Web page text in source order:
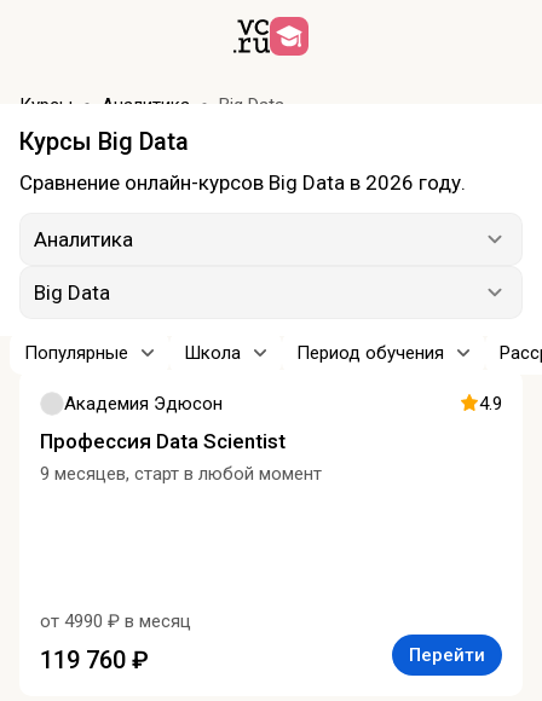
Курсы Аналитика Big Data
Курсы Big Data
Сравнение онлайн-курсов Big Data в 2026 году.
Аналитика
Big Data
Популярные Школа Период обучения
Академия Эдюсон 4.9
Профессия Data Scientist
9 месяцев, старт в любой момент
от 4990 ₽ в месяц
119 760 ₽ Перейти